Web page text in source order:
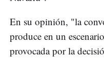
En su opinión, "la
produce en un
provocada por la